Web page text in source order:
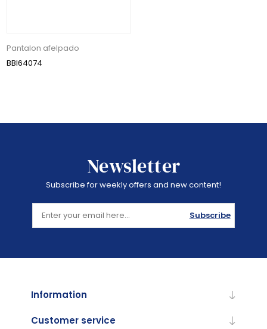
Pantalon afelpado
BBI64074
Newsletter
Subscribe for weekly offers and new content!
Subscribe
Information
Customer service